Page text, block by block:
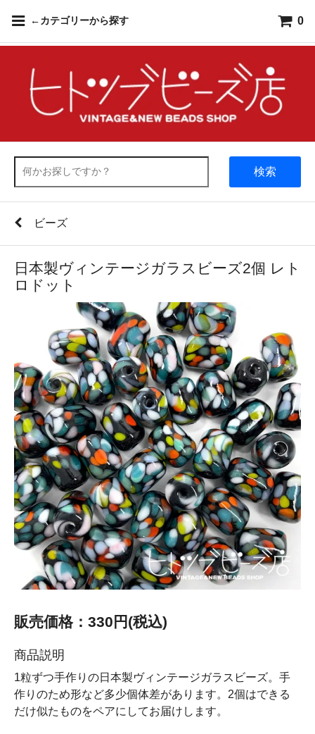
←カテゴリーから探す 0
検索
ビーズ
日本製ヴィンテージガラスビーズ2個 レト
ロドット
販売価格：330円(税込)
商品説明
1粒ずつ手作りの日本製ヴィンテージガラスビーズ。手
作りのため形など多少個体差があります。2個はできる
だけ似たものをペアにしてお届けします。